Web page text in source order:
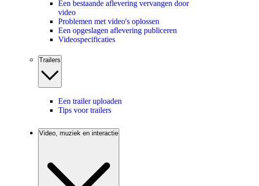
Een bestaande aflevering vervangen door
video
Problemen met video's oplossen
Een opgeslagen aflevering publiceren
Videospecificaties
Trailers
Een trailer uploaden
Tips voor trailers
Video, muziek en interactie